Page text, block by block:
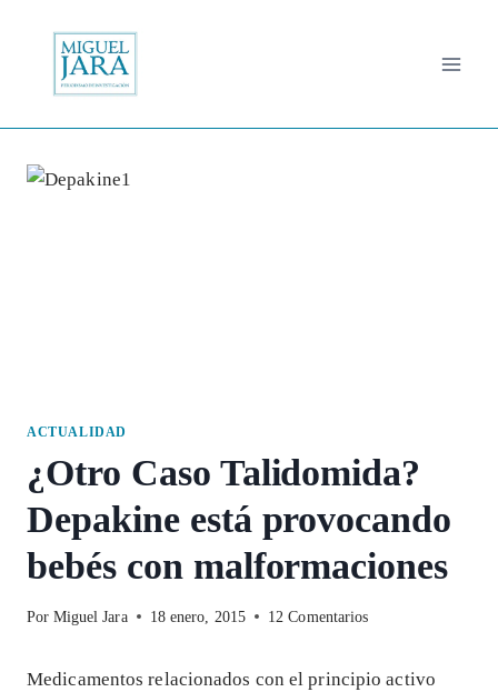
contenido
ACTUALIDAD
¿Otro Caso Talidomida?
Depakine está provocando
bebés con malformaciones
Por Miguel Jara 18 enero, 2015 12 Comentarios
Medicamentos relacionados con el principio activo